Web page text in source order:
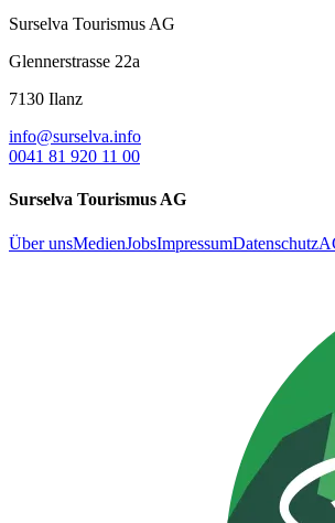
Surselva Tourismus AG
Glennerstrasse 22a
7130 Ilanz
info@surselva.info
0041 81 920 11 00
Surselva Tourismus AG
Über unsMedienJobsImpressumDatenschutz